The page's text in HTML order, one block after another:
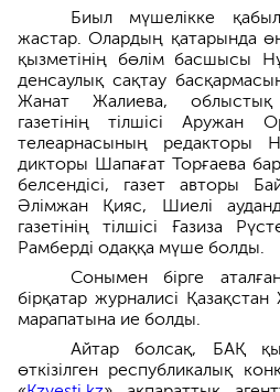
Биыл мүшелікке
жастар. Олардың қатарында
қызметінің бөлім басшысы
денсаулық сақтау
Жанат Жалиева,
газетінің тілшісі Аружан
телеарнасының редакторы
дикторы Шапағат Торғаева
белсендісі, газет авторы
Әлімжан Қияс, Шиелі
газетінің тілшісі Ғазиза
Рамберді одаққа мүше болды.
Сонымен бірге
бірқатар журналисі
марапатына ие болды.
Айтар болсақ, БАҚ
өткізілген республикалық